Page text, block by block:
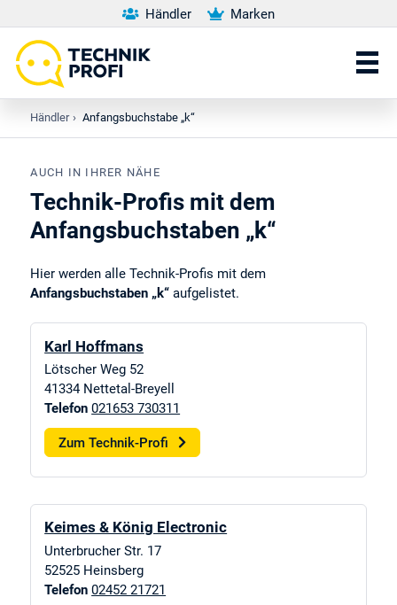
Händler Marken
Händler › Anfangsbuchstabe „k“
AUCH IN IHRER NÄHE
Technik-Profis mit dem
Anfangsbuchstaben „k“
Hier werden alle Technik-Profis mit dem
Anfangsbuchstaben „k“ aufgelistet.
Karl Hoffmans
Lötscher Weg 52
41334 Nettetal-Breyell
Telefon 021653 730311
Zum Technik-Profi
Keimes & König Electronic
Unterbrucher Str. 17
52525 Heinsberg
Telefon 02452 21721